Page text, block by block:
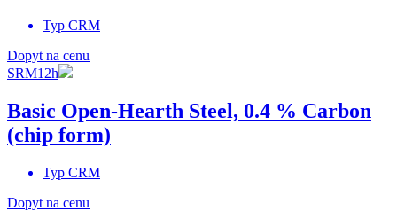
Typ CRM
Dopyt na cenu
SRM12h
Basic Open-Hearth Steel, 0.4 % Carbon
(chip form)
Typ CRM
Dopyt na cenu